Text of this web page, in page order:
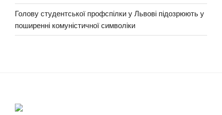
Голову студентської профспілки у Львові підозрюють у
поширенні комуністичної символіки